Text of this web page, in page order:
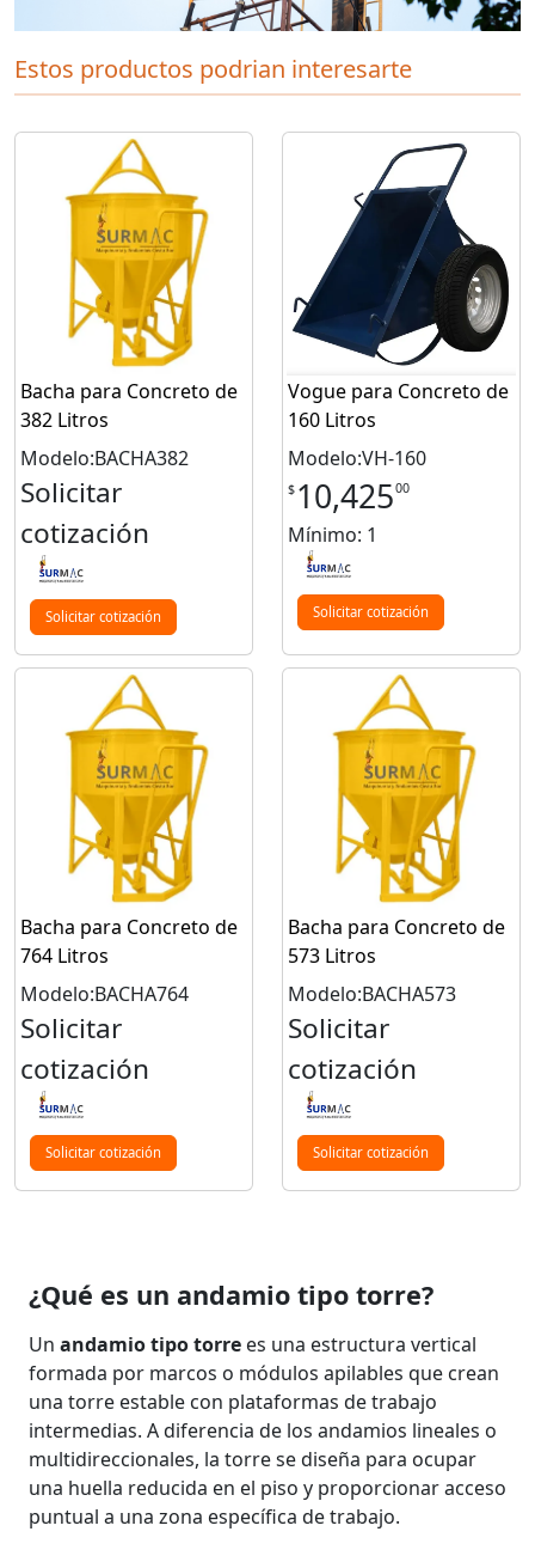
Estos productos podrian interesarte
Bacha para Concreto de
382 Litros
Modelo:BACHA382
Solicitar
cotización
Solicitar cotización
Vogue para Concreto de
160 Litros
Modelo:VH-160
$ 10,42500
Mínimo: 1
Solicitar cotización
Bacha para Concreto de
764 Litros
Modelo:BACHA764
Solicitar
cotización
Solicitar cotización
Bacha para Concreto de
573 Litros
Modelo:BACHA573
Solicitar
cotización
Solicitar cotización
¿Qué es un andamio tipo torre?
Un andamio tipo torre es una estructura vertical
formada por marcos o módulos apilables que crean
una torre estable con plataformas de trabajo
intermedias. A diferencia de los andamios lineales o
multidireccionales, la torre se diseña para ocupar
una huella reducida en el piso y proporcionar acceso
puntual a una zona específica de trabajo.